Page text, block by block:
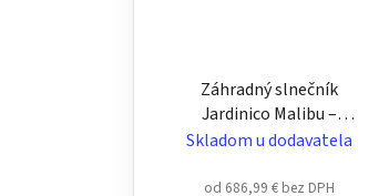
Záhradný slnečník
Jardinico Malibu –
hliníkový slnečník v
tvaroch
Skladom u dodavatela
od 686,99 € bez DPH